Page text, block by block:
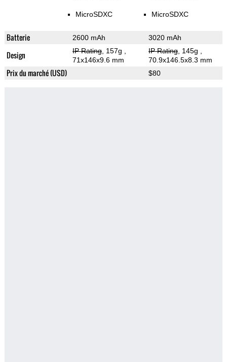
MicroSDXC MicroSDXC
Batterie 2600 mAh 3020 mAh
Design IP Rating, 157g
71x146x9.6 mm
IP Rating, 145g
70.9x146.5x8.3 mm
Prix du marché (USD) $80